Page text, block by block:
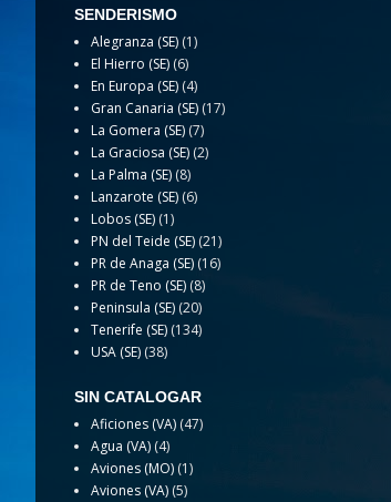
SENDERISMO
Alegranza (SE) (1)
El Hierro (SE) (6)
En Europa (SE) (4)
Gran Canaria (SE) (17)
La Gomera (SE) (7)
La Graciosa (SE) (2)
La Palma (SE) (8)
Lanzarote (SE) (6)
Lobos (SE) (1)
PN del Teide (SE) (21)
PR de Anaga (SE) (16)
PR de Teno (SE) (8)
Peninsula (SE) (20)
Tenerife (SE) (134)
USA (SE) (38)
SIN CATALOGAR
Aficiones (VA) (47)
Agua (VA) (4)
Aviones (MO) (1)
Aviones (VA) (5)